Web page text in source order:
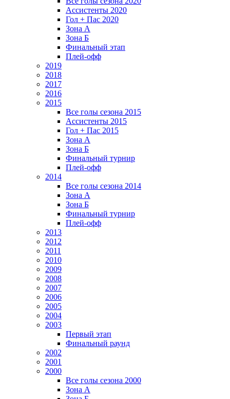
Ассистенты 2020
Гол + Пас 2020
Зона А
Зона Б
Финальный этап
Плей-офф
2019
2018
2017
2016
2015
Все голы сезона 2015
Ассистенты 2015
Гол + Пас 2015
Зона А
Зона Б
Финальный турнир
Плей-офф
2014
Все голы сезона 2014
Зона А
Зона Б
Финальный турнир
Плей-офф
2013
2012
2011
2010
2009
2008
2007
2006
2005
2004
2003
Первый этап
Финальный раунд
2002
2001
2000
Все голы сезона 2000
Зона А